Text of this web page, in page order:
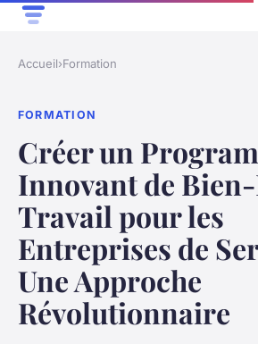
Accueil›Formation
FORMATION
Créer un
Innovant de
Travail pour les
Entreprises de
Une Approche
Révolutionnaire